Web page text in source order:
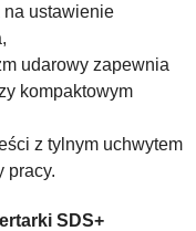
na ustawienie
udarowy zapewnia
kompaktowym
z tylnym uchwytem
pracy.
SDS+